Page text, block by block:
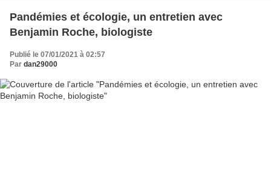
Pandémies et écologie, un entretien avec
Benjamin Roche, biologiste
Publié le 07/01/2021 à 02:57
Par dan29000